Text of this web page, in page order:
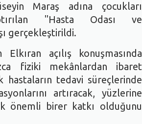
Maraş adına çocukları
"Hasta Odası ve
gerçekleştirildi.
açılış konuşmasında
fiziki mekânlardan ibaret
hastaların tedavi süreçlerinde
artıracak, yüzlerine
önemli birer katkı olduğunu